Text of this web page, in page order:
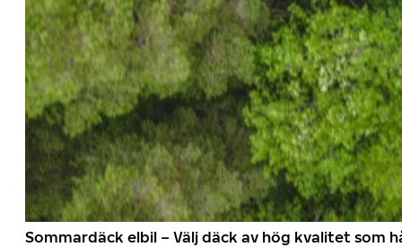
Sommardäck elbil – Välj däck av hög kvalitet som